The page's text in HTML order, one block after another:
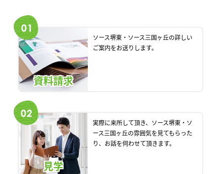
資料請求
ソース堺東・ソース三国ヶ丘の詳しい
ご案内をお送りします。
見学
実際に来所して頂き、ソース堺東・ソ
ース三国ヶ丘の雰囲気を見てもらった
り、お話を伺わせて頂きます。